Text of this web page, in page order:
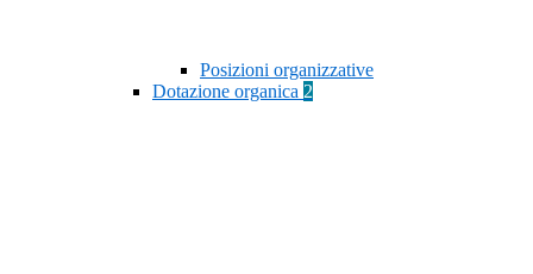
Posizioni organizzative
Dotazione organica 2